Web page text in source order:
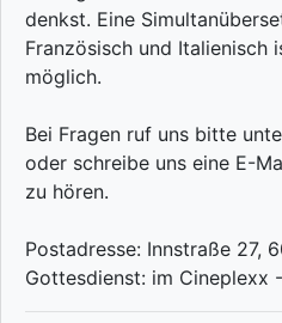
denkst. Eine
Französisch und Italienisch
möglich.
Bei Fragen ruf uns bitte
oder schreibe uns eine E-
zu hören.
Postadresse: Innstraße 27,
Gottesdienst: im Cineplexx